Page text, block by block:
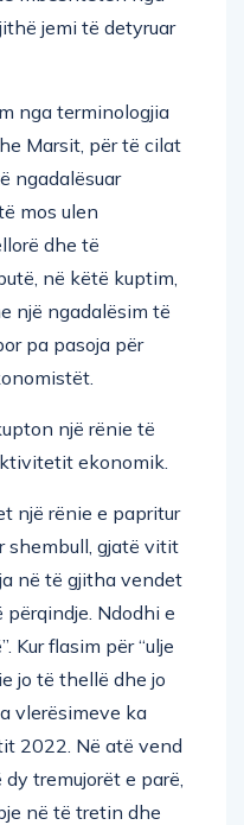
jemi të detyruar
nga terminologjia
Marsit, për të cilat
ngadalësuar
mos ulen
dhe të
në këtë kuptim,
një ngadalësim të
pa pasoja për
një rënie të
ekonomik.
një rënie e papritur
shembull, gjatë vitit
në të gjitha vendet
Ndodhi e
Kur flasim për “ulje
jo të thellë dhe jo
vlerësimeve ka
2022. Në atë vend
tremujorët e parë,
në të tretin dhe